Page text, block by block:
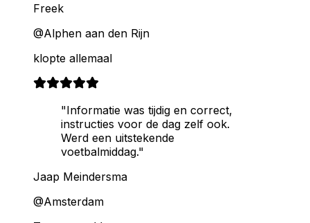
Freek
@Alphen aan den Rijn
klopte allemaal
"Informatie was tijdig en correct,
instructies voor de dag zelf ook.
Werd een uitstekende
voetbalmiddag."
Jaap Meindersma
@Amsterdam